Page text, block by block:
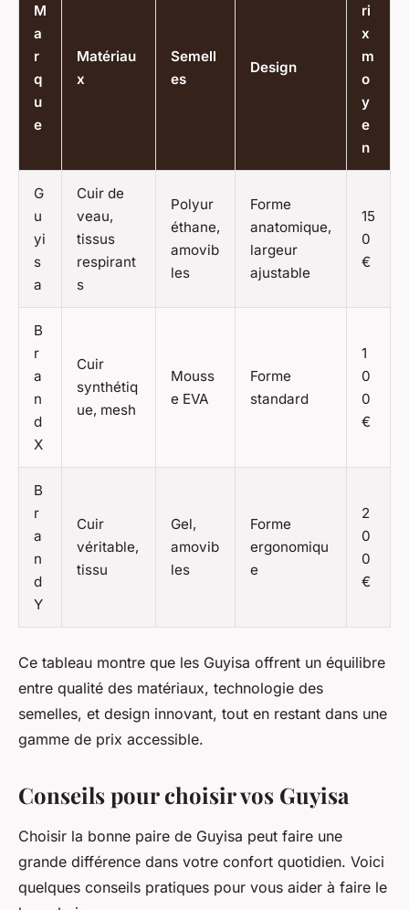
M
a
r
q
u
e
Matériau
x
Semell
es
Design
ri
x
m
o
y
e
n
G
u
yi
s
a
Cuir de
veau,
tissus
respirant
s
Polyur
éthane,
amovib
les
Forme
anatomique,
largeur
ajustable
15
0
€
B
r
a
n
d
X
Cuir
synthétiq
ue, mesh
Mouss
e EVA
Forme
standard
1
0
0
€
B
r
a
n
d
Y
Cuir
véritable,
tissu
Gel,
amovib
les
Forme
ergonomiqu
e
2
0
0
€
Ce tableau montre que les Guyisa offrent un équilibre
entre qualité des matériaux, technologie des
semelles, et design innovant, tout en restant dans une
gamme de prix accessible.
Conseils pour choisir vos Guyisa
Choisir la bonne paire de Guyisa peut faire une
grande différence dans votre confort quotidien. Voici
quelques conseils pratiques pour vous aider à faire le